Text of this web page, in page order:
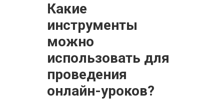
Какие
инструменты
можно
использовать для
проведения
онлайн-уроков?